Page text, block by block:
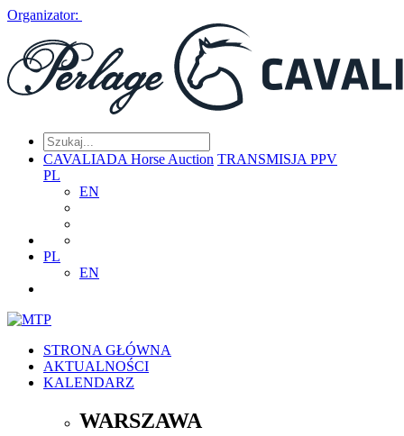
Organizator:
CAVALIADA Horse Auction TRANSMISJA PPV
PL
EN
PL
EN
STRONA GŁÓWNA
AKTUALNOŚCI
KALENDARZ
WARSZAWA